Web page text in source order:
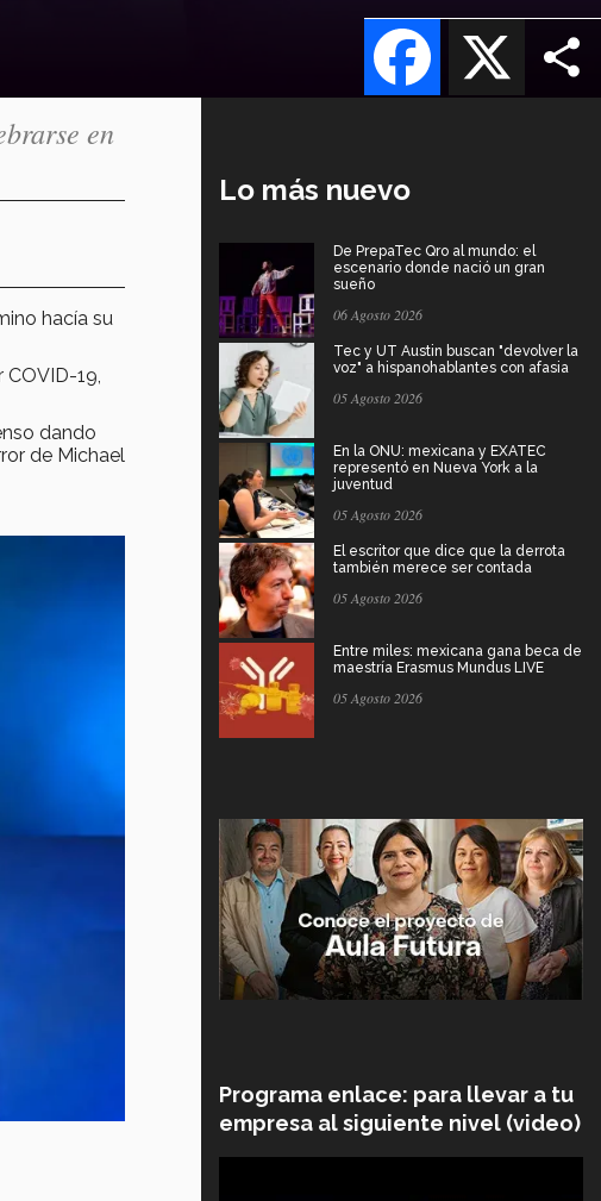
X
Facebook
en
hacía su
19,
dando
de Michael
Lo más nuevo
De PrepaTec Qro al mundo: el
escenario donde nació un gran
sueño
06 Agosto 2026
Tec y UT Austin buscan "devolver la
voz" a hispanohablantes con afasia
05 Agosto 2026
En la ONU: mexicana y EXATEC
representó en Nueva York a la
juventud
05 Agosto 2026
El escritor que dice que la derrota
también merece ser contada
05 Agosto 2026
Entre miles: mexicana gana beca de
maestría Erasmus Mundus LIVE
05 Agosto 2026
Programa enlace: para llevar a tu
empresa al siguiente nivel (video)